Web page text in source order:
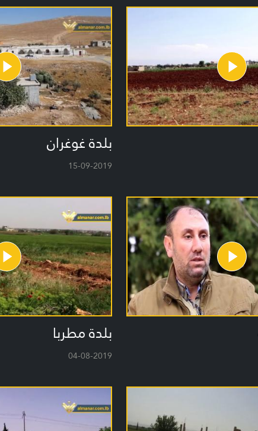
بلدة غوغران
15-09-2019
بلدة مطربا
04-08-2019